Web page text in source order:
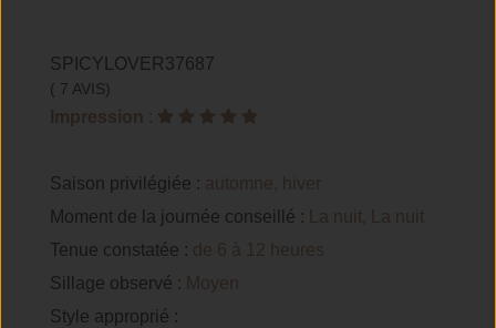
SPICYLOVER37687
( 7 AVIS)
Impression :
Saison privilégiée : automne, hiver
Moment de la journée conseillé :
La nuit, La nuit
Tenue constatée : de 6 à 12 heures
Sillage observé : Moyen
Style approprié :